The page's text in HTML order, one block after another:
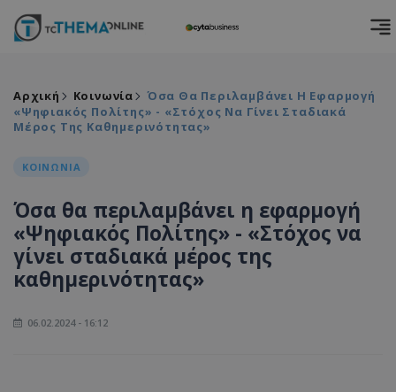
Αρχική Κοινωνία
Όσα Θα Περιλαμβάνει Η Εφαρμογή
«Ψηφιακός Πολίτης» - «Στόχος Να Γίνει Σταδιακά
Μέρος Της Καθημερινότητας»
ΚΟΙΝΩΝΙΑ
Όσα θα περιλαμβάνει η εφαρμογή
«Ψηφιακός Πολίτης» - «Στόχος να
γίνει σταδιακά μέρος της
καθημερινότητας»
06.02.2024 - 16:12